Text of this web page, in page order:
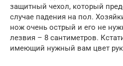
защитный чехол, который
случае падения на пол.
нож очень острый и его не
лезвия – 8 сантиметров.
имеющий нужный вам цвет